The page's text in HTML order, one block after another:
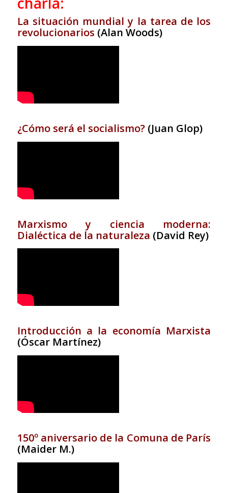
La situación mundial y la tarea de los
revolucionarios (Alan Woods)
¿Cómo será el socialismo?(Juan Glop)
Marxismo y ciencia moderna:
Dialéctica de la naturaleza (David Rey)
Introducción a la economía Marxista
(Óscar Martínez)
150º aniversario de la Comuna de París
(Maider M.)